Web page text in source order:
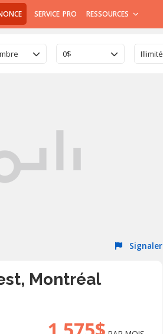
SERVICE PRO RESSOURCES
0$ Illimité
Signaler
Montréal